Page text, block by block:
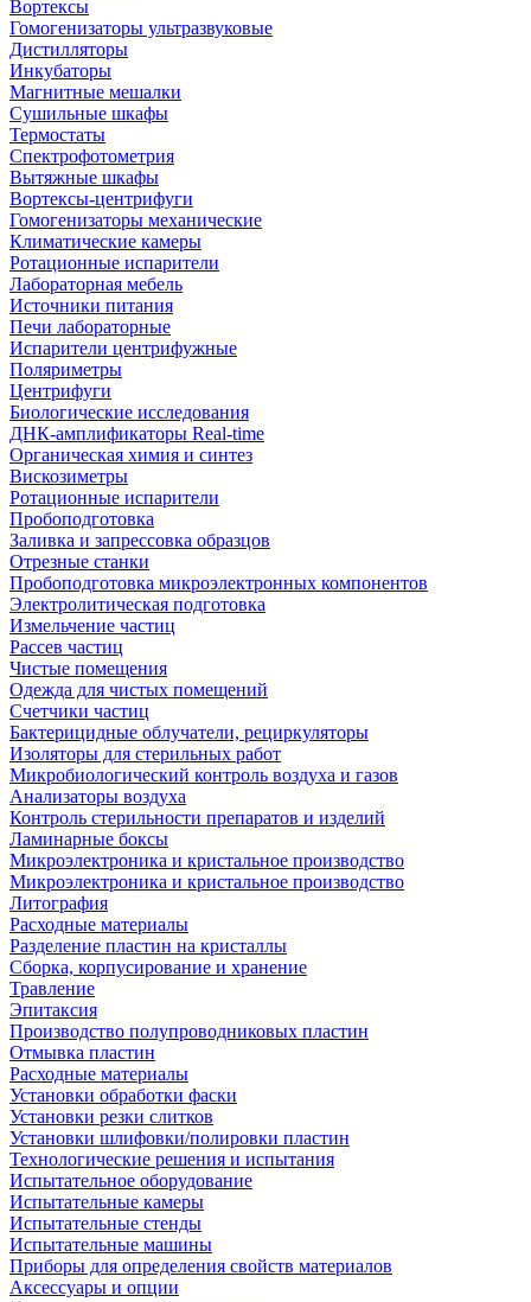
Вортексы
Гомогенизаторы ультразвуковые
Дистилляторы
Инкубаторы
Магнитные мешалки
Сушильные шкафы
Термостаты
Спектрофотометрия
Вытяжные шкафы
Вортексы-центрифуги
Гомогенизаторы механические
Климатические камеры
Ротационные испарители
Лабораторная мебель
Источники питания
Печи лабораторные
Испарители центрифужные
Поляриметры
Центрифуги
Биологические исследования
ДНК-амплификаторы Real-time
Органическая химия и синтез
Вискозиметры
Ротационные испарители
Пробоподготовка
Заливка и запрессовка образцов
Отрезные станки
Пробоподготовка микроэлектронных компонентов
Электролитическая подготовка
Измельчение частиц
Рассев частиц
Чистые помещения
Одежда для чистых помещений
Счетчики частиц
Бактерицидные облучатели, рециркуляторы
Изоляторы для стерильных работ
Микробиологический контроль воздуха и газов
Анализаторы воздуха
Контроль стерильности препаратов и изделий
Ламинарные боксы
Микроэлектроника и кристальное производство
Микроэлектроника и кристальное производство
Литография
Расходные материалы
Разделение пластин на кристаллы
Сборка, корпусирование и хранение
Травление
Эпитаксия
Производство полупроводниковых пластин
Отмывка пластин
Расходные материалы
Установки обработки фаски
Установки резки слитков
Установки шлифовки/полировки пластин
Технологические решения и испытания
Испытательное оборудование
Испытательные камеры
Испытательные стенды
Испытательные машины
Приборы для определения свойств материалов
Аксессуары и опции